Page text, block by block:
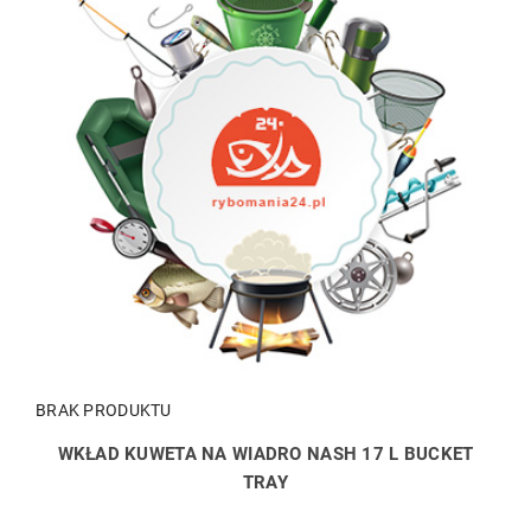
BRAK PRODUKTU
WKŁAD KUWETA NA WIADRO NASH 17 L BUCKET
TRAY